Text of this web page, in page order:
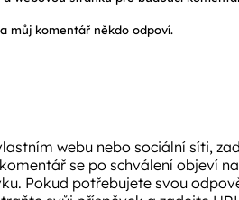
můj komentář někdo odpoví.
webu nebo sociální síti,
se po schválení objeví
Pokud potřebujete svou